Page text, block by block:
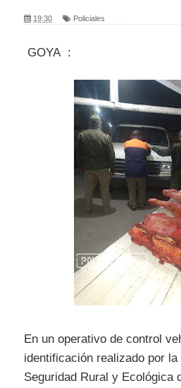
19:30 Policiales
GOYA :
En un operativo de control
identificación realizado por
Seguridad Rural y Ecológica